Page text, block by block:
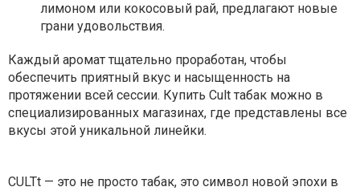
лимоном или кокосовый рай, предлагают новые
грани удовольствия.
Каждый аромат тщательно проработан, чтобы
обеспечить приятный вкус и насыщенность на
протяжении всей сессии. Купить Cult табак можно в
специализированных магазинах, где представлены все
вкусы этой уникальной линейки.
CULTt — это не просто табак, это символ новой эпохи в